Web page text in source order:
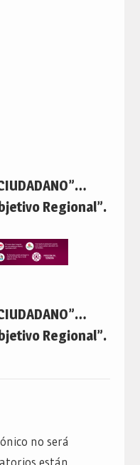
Regional”.
Regional”.
no será